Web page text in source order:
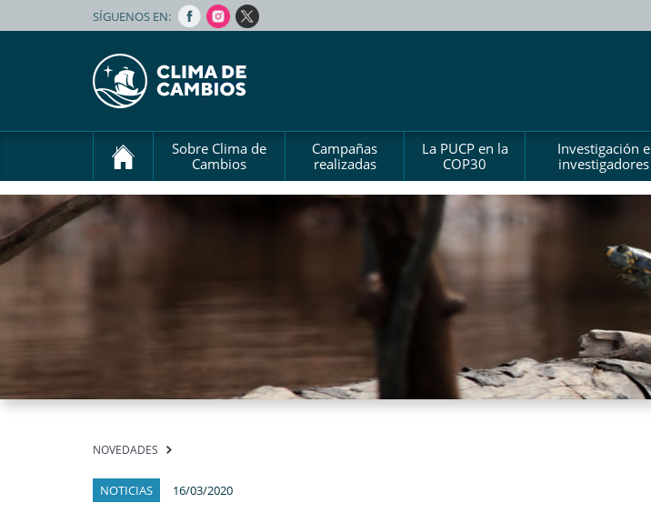
SÍGUENOS EN:
Sobre Clima de
Cambios
Campañas
realizadas
La PUCP en la
COP30
Investigación e
investigadores
NOVEDADES
NOTICIAS 16/03/2020